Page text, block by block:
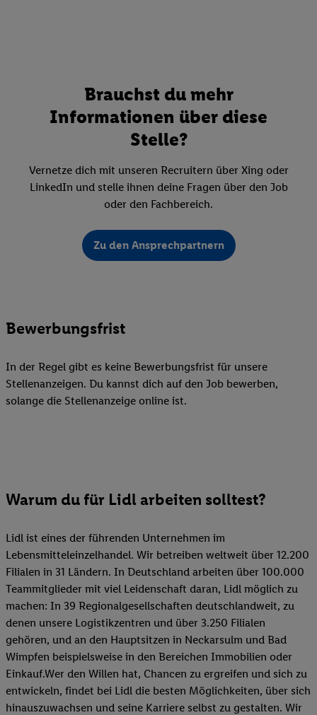
Brauchst du mehr
Informationen über diese
Stelle?
Vernetze dich mit unseren Recruitern über Xing oder
LinkedIn und stelle ihnen deine Fragen über den Job
oder den Fachbereich.
Zu den Ansprechpartnern
Bewerbungsfrist
In der Regel gibt es keine Bewerbungsfrist für unsere
Stellenanzeigen. Du kannst dich auf den Job bewerben,
solange die Stellenanzeige online ist.
Warum du für Lidl arbeiten solltest?
Lidl ist eines der führenden Unternehmen im
Lebensmitteleinzelhandel. Wir betreiben weltweit über 12.200
Filialen in 31 Ländern. In Deutschland arbeiten über 100.000
Teammitglieder mit viel Leidenschaft daran, Lidl möglich zu
machen: In 39 Regionalgesellschaften deutschlandweit, zu
denen unsere Logistikzentren und über 3.250 Filialen
gehören, und an den Hauptsitzen in Neckarsulm und Bad
Wimpfen beispielsweise in den Bereichen Immobilien oder
Einkauf.Wer den Willen hat, Chancen zu ergreifen und sich zu
entwickeln, findet bei Lidl die besten Möglichkeiten, über sich
hinauszuwachsen und seine Karriere selbst zu gestalten. Wir